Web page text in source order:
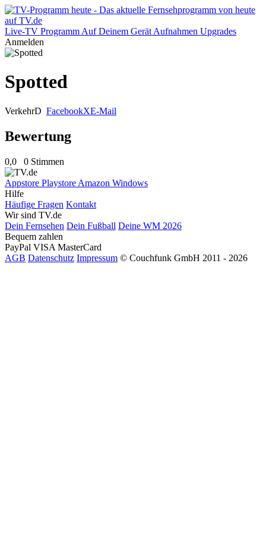
Live-TV Programm Auf Deinem Gerät Aufnahmen Upgrades
Anmelden
Spotted
VerkehrD FacebookXE-Mail
Bewertung
0,0 0 Stimmen
Appstore Playstore Amazon Windows
Hilfe
Häufige Fragen Kontakt
Wir sind TV.de
Dein Fernsehen Dein Fußball Deine WM 2026
Bequem zahlen
PayPal VISA MasterCard
AGB Datenschutz Impressum © Couchfunk GmbH 2011 - 2026